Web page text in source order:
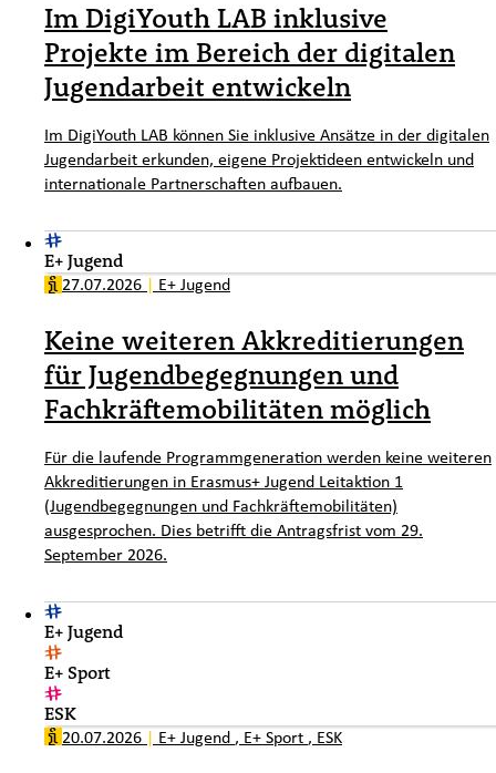
Im DigiYouth LAB inklusive
Projekte im Bereich der digitalen
Jugendarbeit entwickeln
Im DigiYouth LAB können Sie inklusive Ansätze in der digitalen
Jugendarbeit erkunden, eigene Projektideen entwickeln und
internationale Partnerschaften aufbauen.
E+ Jugend
27.07.2026 | E+ Jugend
Keine weiteren Akkreditierungen
für Jugendbegegnungen und
Fachkräftemobilitäten möglich
Für die laufende Programmgeneration werden keine weiteren
Akkreditierungen in Erasmus+ Jugend Leitaktion 1
(Jugendbegegnungen und Fachkräftemobilitäten)
ausgesprochen. Dies betrifft die Antragsfrist vom 29.
September 2026.
E+ Jugend
E+ Sport
ESK
20.07.2026 | E+ Jugend , E+ Sport , ESK